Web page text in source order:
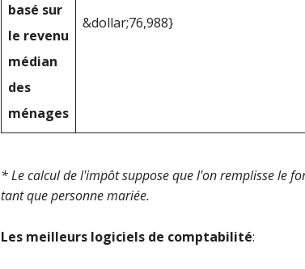
basé sur
le revenu
médian
des
ménages
&dollar;76,988}
* Le calcul de l'impôt suppose que l'on remplisse le
tant que personne mariée.
Les meilleurs logiciels de comptabilité: